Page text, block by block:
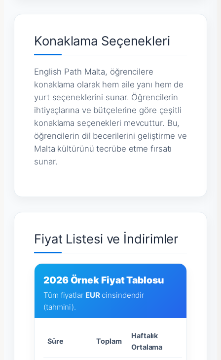
Konaklama Seçenekleri
English Path Malta, öğrencilere
konaklama olarak hem aile yanı hem de
yurt seçeneklerini sunar. Öğrencilerin
ihtiyaçlarına ve bütçelerine göre çeşitli
konaklama seçenekleri mevcuttur. Bu,
öğrencilerin dil becerilerini geliştirme ve
Malta kültürünü tecrübe etme fırsatı
sunar.
Fiyat Listesi ve İndirimler
2026 Örnek Fiyat Tablosu
Tüm fiyatlar EURcinsindendir
(tahmini).
Süre Toplam
Haftalık
Ortalama